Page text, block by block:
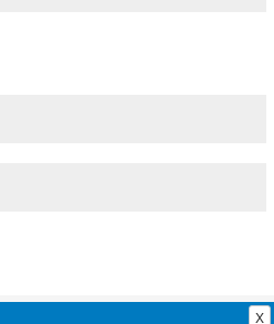
X